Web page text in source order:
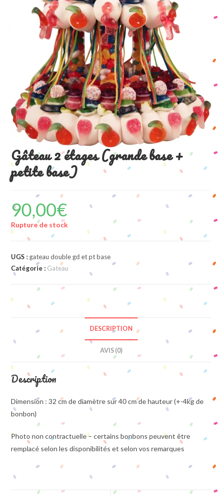
Gâteau 2 étages (grande base +
petite base)
90,00€
Rupture de stock
UGS : gateau double gd et pt base
Catégorie : Gateau
DESCRIPTION
AVIS (0)
Description
Dimension : 32 cm de diamètre sur 40 cm de hauteur (+-4kg de
bonbon)
Photo non contractuelle – certains bonbons peuvent être
remplacé selon les disponibilités et selon vos remarques